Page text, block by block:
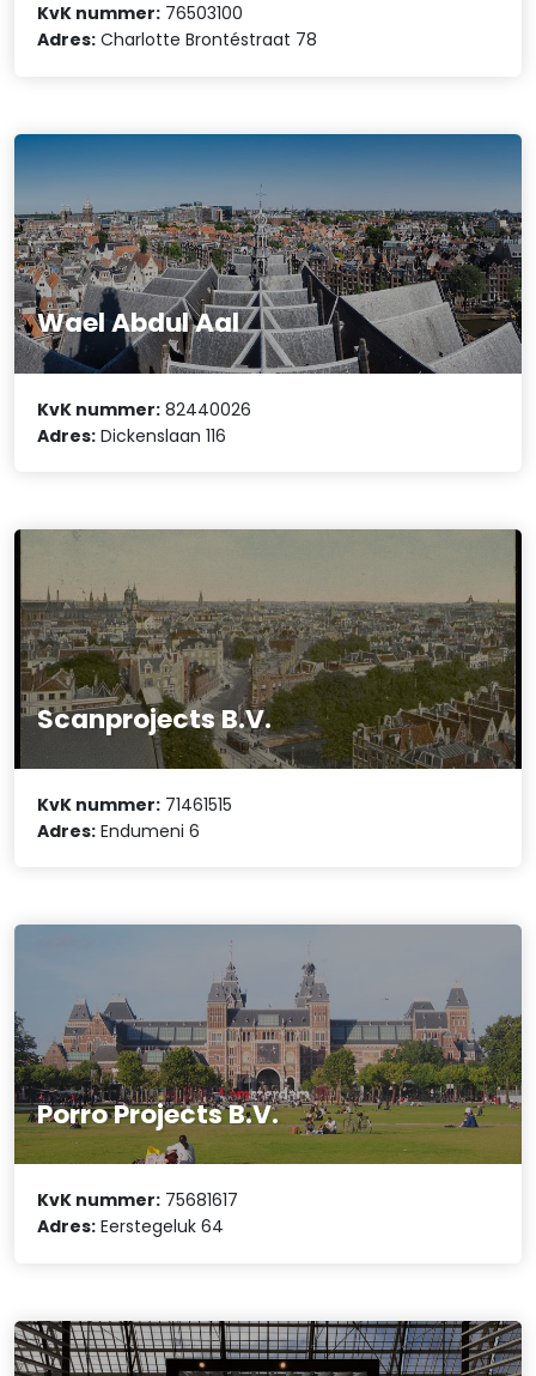
KvK nummer: 76503100
Adres: Charlotte Brontéstraat 78
Wael Abdul Aal
KvK nummer: 82440026
Adres: Dickenslaan 116
Scanprojects B.V.
KvK nummer: 71461515
Adres: Endumeni 6
Porro Projects B.V.
KvK nummer: 75681617
Adres: Eerstegeluk 64